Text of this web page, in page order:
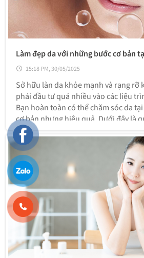
Làm đẹp da với những bước cơ bản
15:18 PM, 30/05/2025
Sở hữu làn da khỏe mạnh và rạng
phải đầu tư quá nhiều vào các liệu
Bạn hoàn toàn có thể chăm sóc da
cơ bản nhưng hiệu quả. Dưới đây là
mà bạn có thể áp dụng để duy trì làn
sáng mịn.